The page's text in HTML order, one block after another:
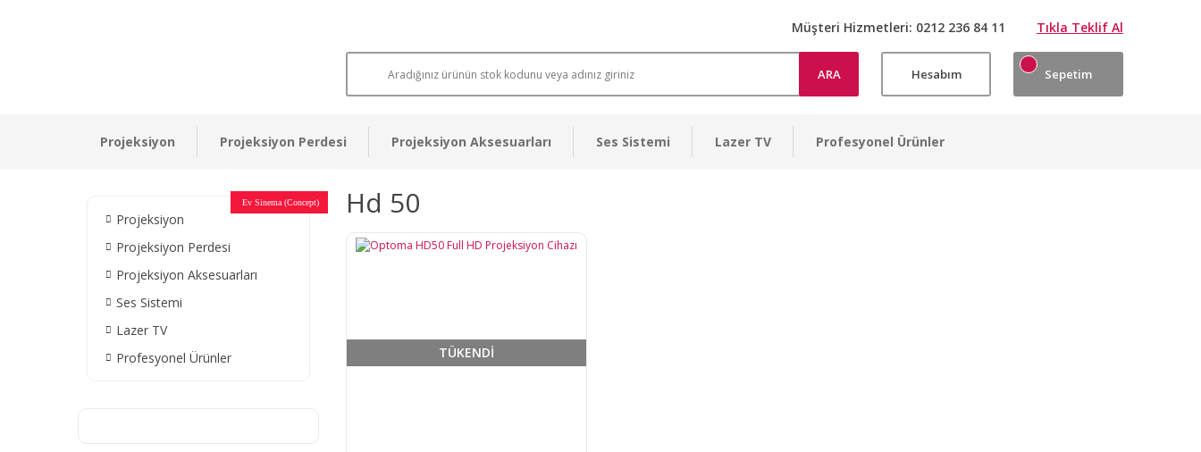
Müşteri Hizmetleri: 0212 236 84 11 Tıkla Teklif Al
ARA Hesabım Sepetim
Projeksiyon Projeksiyon Perdesi Projeksiyon Aksesuarları Ses Sistemi Lazer TV Profesyonel Ürünler
Projeksiyon
Projeksiyon Perdesi
Projeksiyon Aksesuarları
Ses Sistemi
Lazer TV
Profesyonel Ürünler
Ev Sinema
Ev Sinema
Ev Sinema
Müzeler
Ev Sinema
Restaurant - Cafe
Devlet Kurumları
Ev Sinema
Otel Sinema Salonları
Ev Sinema (Concept) Hd 50
TÜKENDİ